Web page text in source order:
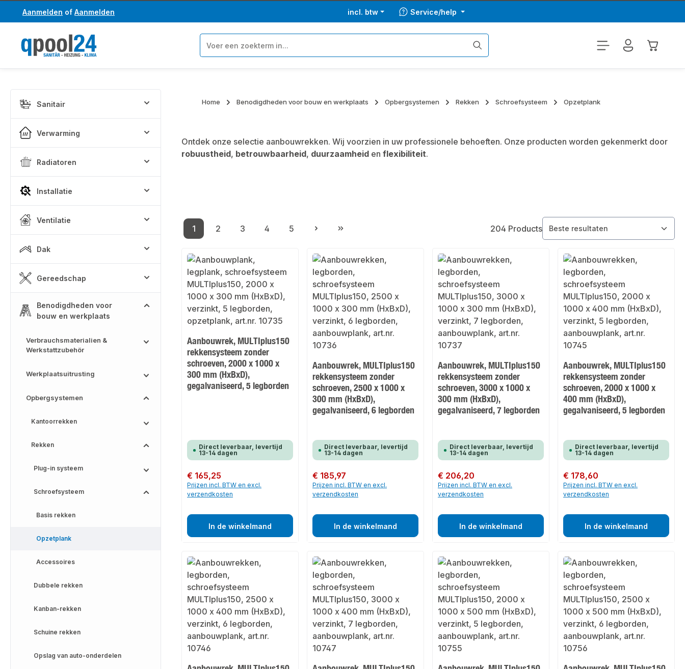
naar de hoofdinhoud
Ga naar de zoekopdracht
Aanmelden of Aanmelden incl. btw Service/help
Sanitair
Verwarming
Radiatoren
Installatie
Ventilatie
Dak
Gereedschap
Benodigdheden voor
bouw en werkplaats
Verbrauchsmaterialien &
Werkstattzubehör
Werkplaatsuitrusting
Opbergsystemen
Kantoorrekken
Rekken
Plug-in systeem
Schroefsysteem
Basis rekken
Opzetplank
Accessoires
Dubbele rekken
Kanban-rekken
Schuine rekken
Opslag van auto-onderdelen
Home Benodigdheden voor bouw en werkplaats Opbergsystemen Rekken Schroefsysteem Opzetplank
Ontdek onze selectie aanbouwrekken. Wij voorzien in uw professionele behoeften. Onze producten worden gekenmerkt door
robuustheid, betrouwbaarheid, duurzaamheid en flexibiliteit.
Pagina
1
Pagina
2
Pagina
3
Pagina
4
Pagina
5 204 Products
Aanbouwrek, MULTIplus150
rekkensysteem zonder
schroeven, 2000 x 1000 x
300 mm (HxBxD),
gegalvaniseerd, 5 legborden
Direct leverbaar, levertijd
13-14 dagen
Normale prijs:
€ 165,25
Prijzen incl. BTW en excl.
verzendkosten
In de winkelmand
Aanbouwrek, MULTIplus150
rekkensysteem zonder
schroeven, 2500 x 1000 x
300 mm (HxBxD),
gegalvaniseerd, 6 legborden
Direct leverbaar, levertijd
13-14 dagen
Normale prijs:
€ 185,97
Prijzen incl. BTW en excl.
verzendkosten
In de winkelmand
Aanbouwrek, MULTIplus150
rekkensysteem zonder
schroeven, 3000 x 1000 x
300 mm (HxBxD),
gegalvaniseerd, 7 legborden
Direct leverbaar, levertijd
13-14 dagen
Normale prijs:
€ 206,20
Prijzen incl. BTW en excl.
verzendkosten
In de winkelmand
Aanbouwrek, MULTIplus150
rekkensysteem zonder
schroeven, 2000 x 1000 x
400 mm (HxBxD),
gegalvaniseerd, 5 legborden
Direct leverbaar, levertijd
13-14 dagen
Normale prijs:
€ 178,60
Prijzen incl. BTW en excl.
verzendkosten
In de winkelmand